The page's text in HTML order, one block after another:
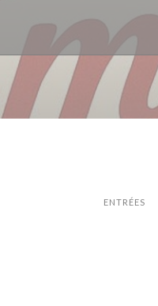
ENTRÉES